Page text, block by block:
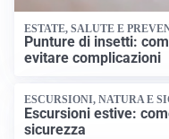
ESTATE, SALUTE E
Punture di insetti:
evitare complicazioni
ESCURSIONI, NATURA E
Escursioni estive:
sicurezza